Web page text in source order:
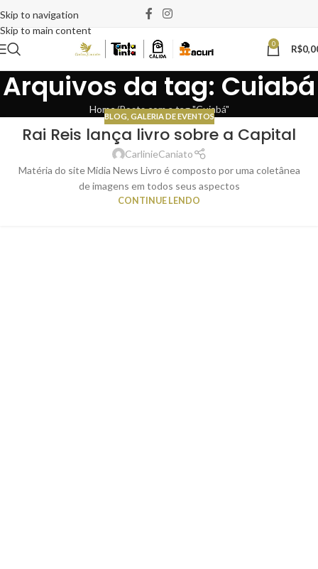
Skip to navigation
Skip to main content
0 R$
Arquivos da tag: Cuiabá
Home Posts com a tag "Cuiabá"
11
BLOG GALERIA DE EVENTOS
Rai Reis lança livro sobre a Capital
CarlinieCaniato
Matéria do site Midia News Livro é composto por uma coletânea
de imagens em todos seus aspectos
CONTINUE LENDO